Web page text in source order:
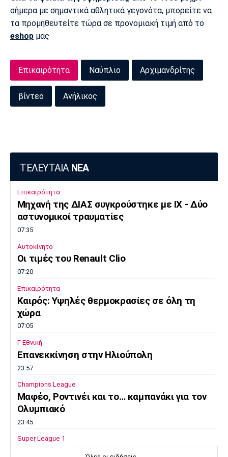
σήμερα με σημαντικά αθλητικά γεγονότα, μπορείτε να
τα προμηθευτείτε τώρα σε προνομιακή τιμή από το
eshop μας
Επικαιρότητα Ναύπλιο Αρχιμανδρίτης
βίντεο Ανήλικος
ΤΕΛΕΥΤΑΙΑ ΝΕΑ
Επικαιρότητα
Μηχανή της ΔΙΑΣ συγκρούστηκε με ΙΧ - Δύο
αστυνομικοί τραυματίες
07:35
Αυτοκίνητο
Οι τιμές του Renault Clio
07:20
Επικαιρότητα
Καιρός: Υψηλές θερμοκρασίες σε όλη τη
χώρα
07:05
Γ Εθνική
Επανεκκίνηση στην Ηλιούπολη
23:57
Champions League
Μαφέο, Ροντινέι και το… καμπανάκι για τον
Ολυμπιακό
23:45
Super League 1
Βόλος: Ανακοίνωσε χορηγική συμφωνία